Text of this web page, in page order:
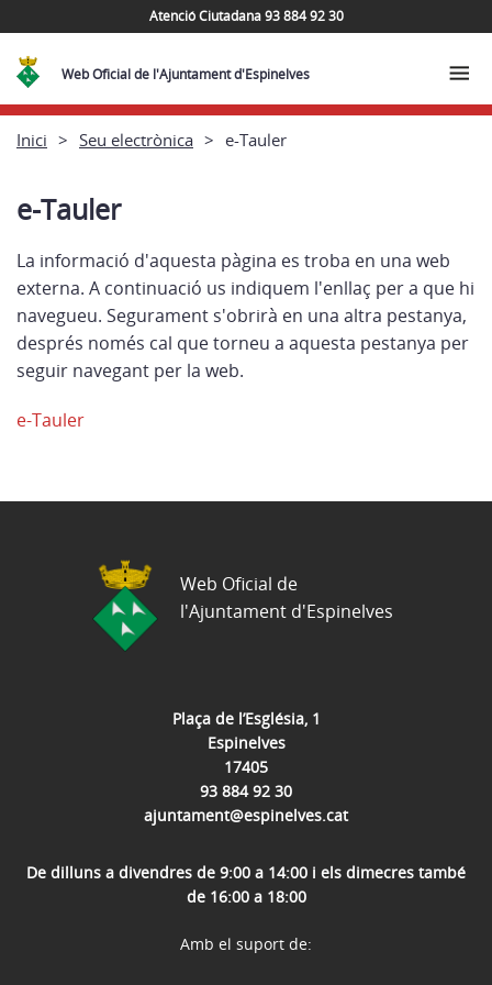
Atenció Ciutadana 93 884 92 30
Web Oficial de l'Ajuntament d'Espinelves
Inici Seu electrònica e-Tauler
e-Tauler
La informació d'aquesta pàgina es troba en una web
externa. A continuació us indiquem l'enllaç per a que hi
navegueu. Segurament s'obrirà en una altra pestanya,
després només cal que torneu a aquesta pestanya per
seguir navegant per la web.
e-Tauler
Plaça de l’Església, 1
Espinelves
17405
93 884 92 30
ajuntament@espinelves.cat
De dilluns a divendres de 9:00 a 14:00 i els dimecres també
de 16:00 a 18:00
Web Oficial de
l'Ajuntament d'Espinelves
Amb el suport de: